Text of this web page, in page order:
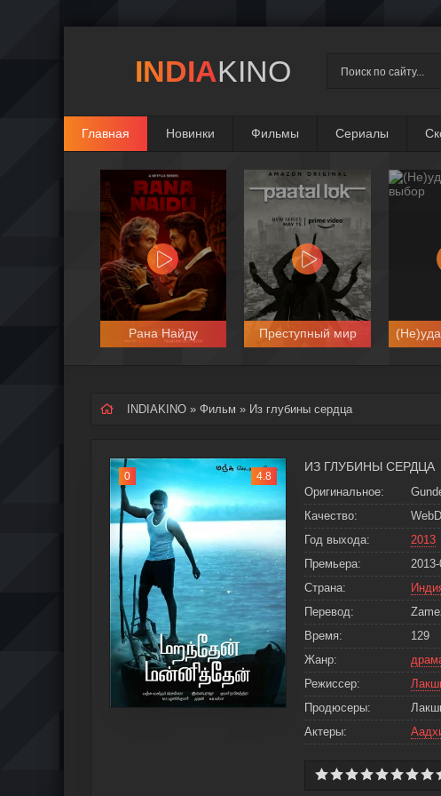
INDIAKINO
Главная Новинки Фильмы Сериалы
Рана Найду Преступный мир
INDIAKINO » Фильм » Из глубины сердца
0 4.8
ИЗ ГЛУБИНЫ СЕРДЦА
Оригинальное:
Качество:
Год выхода:
2013
Премьера:
Страна:
Перевод:
Время:
129
Жанр:
Режиссер:
Продюсеры:
Актеры: